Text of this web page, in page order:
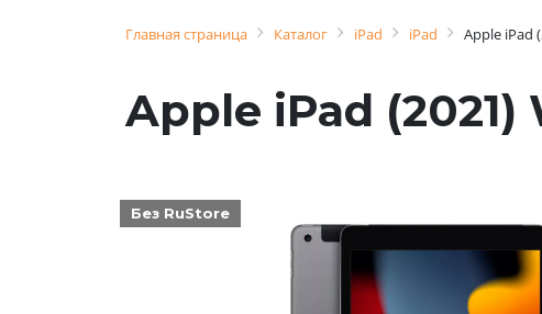
Главная страница Каталог iPad iPad Apple iPad
Apple iPad (2021)
Без RuStore